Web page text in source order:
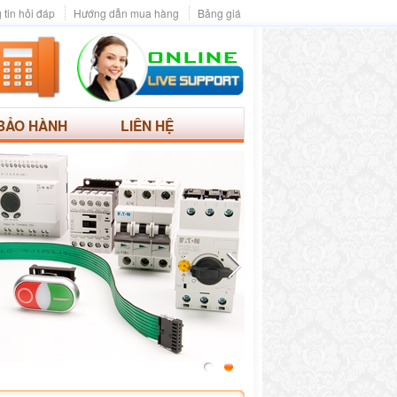
Bảng giá
Hướng dẫn mua hàng
tin hỏi đáp
HÀNH LIÊN HỆ